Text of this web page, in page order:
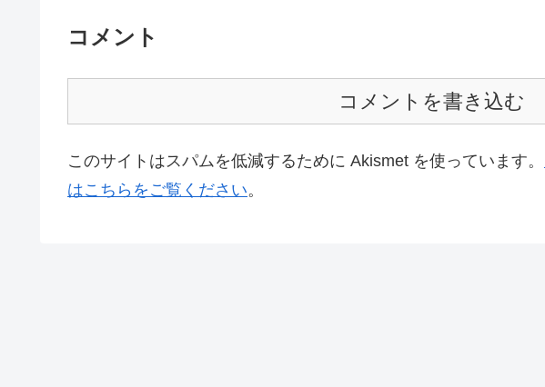
コメント
コメントを書き込む
このサイトはスパムを低減するために Akismet を使っています。
はこちらをご覧ください。